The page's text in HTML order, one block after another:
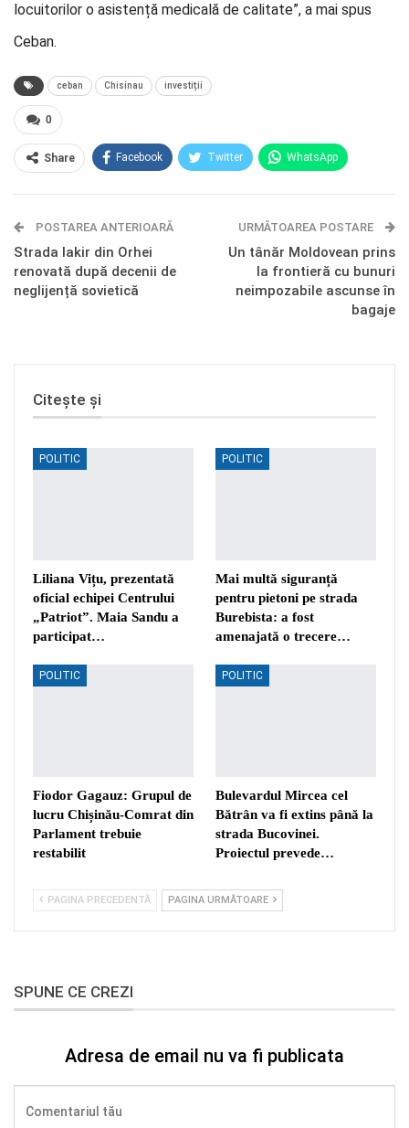
locuitorilor o asistență medicală de calitate”, a mai spus
Ceban.
ceban Chisinau investiții
0
Share Facebook Twitter WhatsApp
Telegram OK.ru
POSTAREA ANTERIOARĂ
Strada Iakir din Orhei
renovată după decenii de
neglijență sovietică
URMĂTOAREA POSTARE
Un tânăr Moldovean prins
la frontieră cu bunuri
neimpozabile ascunse în
bagaje
Citește și
POLITIC
Liliana Vițu, prezentată
oficial echipei Centrului
„Patriot”. Maia Sandu a
participat…
POLITIC
Mai multă siguranță
pentru pietoni pe strada
Burebista: a fost
amenajată o trecere…
POLITIC
Fiodor Gagauz: Grupul de
lucru Chișinău-Comrat din
Parlament trebuie
restabilit
POLITIC
Bulevardul Mircea cel
Bătrân va fi extins până la
strada Bucovinei.
Proiectul prevede…
PAGINA PRECEDENTĂ PAGINA URMĂTOARE
SPUNE CE CREZI
Adresa de email nu va fi publicata